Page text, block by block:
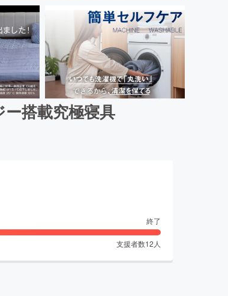
搭載究極寝具
終了
支援者数12 人